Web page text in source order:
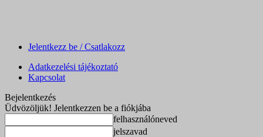
Jelentkezz be / Csatlakozz
Adatkezelési tájékoztató
Kapcsolat
Bejelentkezés
Üdvözöljük! Jelentkezzen be a fiókjába
felhasználóneved
jelszavad